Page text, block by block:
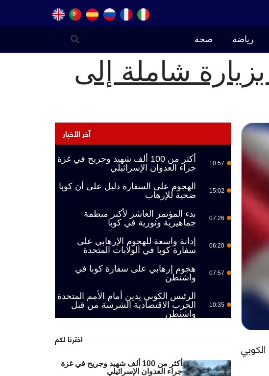
رياضة صحة
شاملة إلى
الكوبي
آخر الأخبار
10:57
أكثر من 100 ألف شهيد وجريح في غزة
جراء العدوان الإسرائيلي
15:02
الهجوم على السفارة دليل على أن كوبا
ضحية للإرهاب
07:26
بدء المؤتمر العاشر لأكبر منظمة
جماهيرية وثورية في كوبا
06:20
إدانة واسعة للهجوم الإرهابي على
سفارة كوبا في الولايات المتحدة
07:57
هجوم إرهابي على سفارة كوبا في
واشنطن
10:35
الرئيس الكوبي يدين أمام الأمم المتحدة
الحرب الاقتصادية الشرسة من قبل
واشنطن
اخترنا لكم
أكثر من 100 ألف شهيد وجريح في غزة
جراء العدوان الإسرائيلي